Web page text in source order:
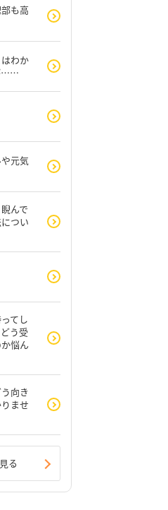
も高
わか
……
元気
んで
つい
てし
う受
悩ん
向き
ませ
る